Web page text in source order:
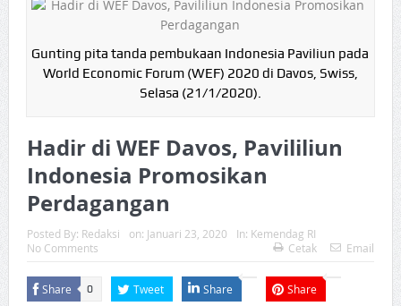
Gunting pita tanda pembukaan Indonesia Paviliun pada
World Economic Forum (WEF) 2020 di Davos, Swiss,
Selasa (21/1/2020).
Hadir di WEF Davos, Pavililiun
Indonesia Promosikan
Perdagangan
Posted By: Redaksi on: Januari 23, 2020 In: Kemendag RI
No Comments
Cetak Email
Share 0 Tweet Share Share